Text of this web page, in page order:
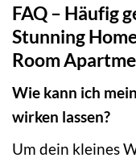
FAQ – Häufig
Stunning
Room
Wie kann ich
wirken lassen?
Um dein kleines